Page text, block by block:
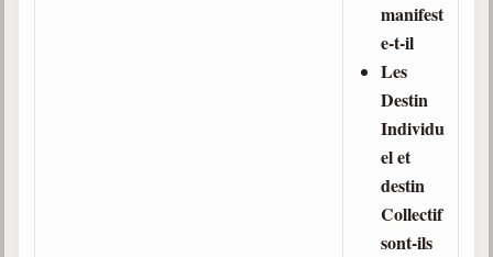
manifest
e-t-il
Les
Destin
Individu
el et
destin
Collectif
sont-ils